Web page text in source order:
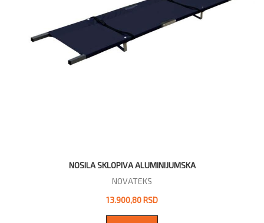
NOSILA SKLOPIVA ALUMINIJUMSKA
NOVATEKS
13.900,80 RSD